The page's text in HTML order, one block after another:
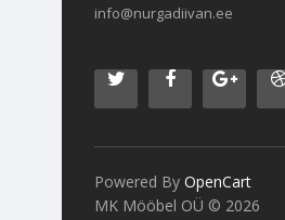
info@nurgadiivan.ee
Powered By OpenCart
MK Mööbel OÜ © 2026